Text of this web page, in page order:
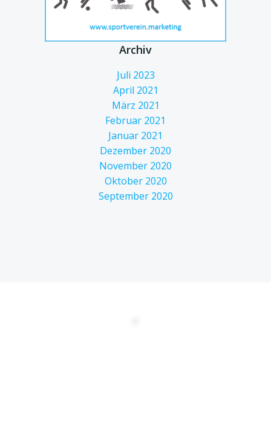
Archiv
Juli 2023
April 2021
März 2021
Februar 2021
Januar 2021
Dezember 2020
November 2020
Oktober 2020
September 2020